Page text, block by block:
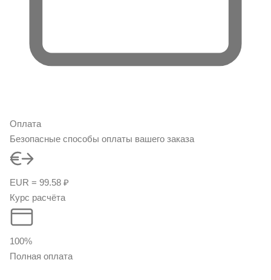
Оплата
Безопасные способы оплаты вашего заказа
EUR = 99.58 ₽
Курс расчёта
100%
Полная оплата